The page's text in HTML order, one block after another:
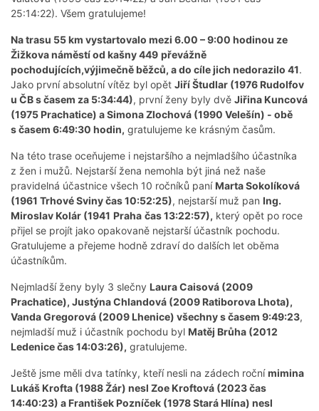
25:14:22). Všem gratulujeme!
Na trasu 55 km vystartovalo mezi 6.00 – 9:00 hodinou ze
Žižkova náměstí od kašny 449 převážně
pochodujících,výjimečně běžců, a do cíle jich nedorazilo 41.
Jako první absolutní vítěz byl opět Jiří Študlar (1976 Rudolfov
u ČB s časem za 5:34:44), první ženy byly dvě Jiřina Kuncová
(1975 Prachatice) a Simona Zlochová (1990 Velešín) - obě
s časem 6:49:30 hodin, gratulujeme ke krásným časům.
Na této trase oceňujeme i nejstaršího a nejmladšího účastníka
z žen i mužů. Nejstarší žena nemohla být jiná než naše
pravidelná účastnice všech 10 ročníků paní Marta Sokolíková
(1961 Trhové Sviny čas 10:52:25), nejstarší muž pan Ing.
Miroslav Kolár (1941 Praha čas 13:22:57), který opět po roce
přijel se projít jako opakovaně nejstarší účastník pochodu.
Gratulujeme a přejeme hodně zdraví do dalších let oběma
účastníkům.
Nejmladší ženy byly 3 slečny Laura Caisová (2009
Prachatice), Justýna Chlandová (2009 Ratiborova Lhota),
Vanda Gregorová (2009 Lhenice) všechny s časem 9:49:23,
nejmladší muž i účastník pochodu byl Matěj Brůha (2012
Ledenice čas 14:03:26), gratulujeme.
Ještě jsme měli dva tatínky, kteří nesli na zádech ročnímimina
Lukáš Krofta (1988 Žár) nesl Zoe Kroftová (2023 čas
14:40:23) a František Pozníček (1978 Stará Hlína) nesl